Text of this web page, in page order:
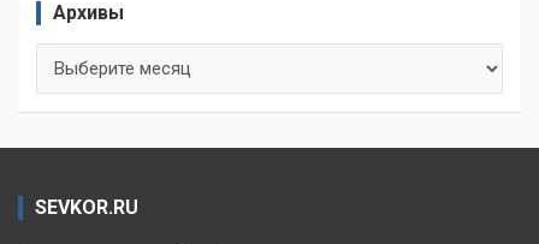
Архивы
SEVKOR.RU